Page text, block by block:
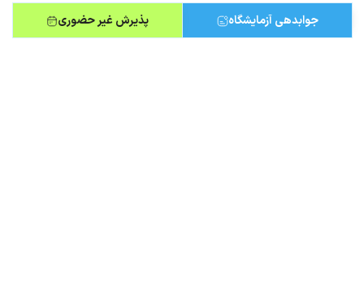
کم‌خونی داسی‌ شکل؛ علت، علائم و درمان
جوابدهی آزمایشگاه پذیرش غیر حضوری